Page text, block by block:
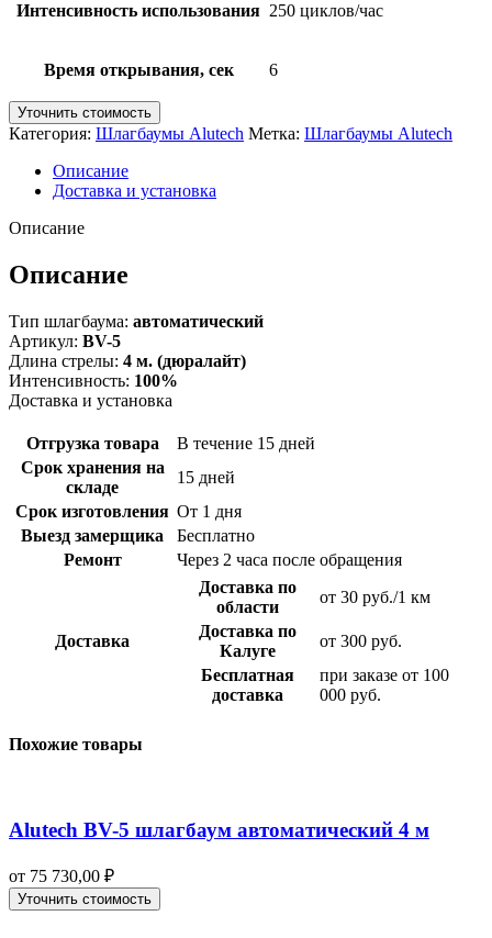
Интенсивность использования 250 циклов/час
Время открывания, сек 6
Уточнить стоимость
Категория: Шлагбаумы Alutech Метка: Шлагбаумы Alutech
Описание
Доставка и установка
Описание
Описание
Тип шлагбаума: автоматический
Артикул: BV-5
Длина стрелы: 4 м. (дюралайт)
Интенсивность: 100%
Доставка и установка
Отгрузка товара
В течение 15 дней
Срок хранения на
складе
15 дней
Срок изготовления От 1 дня
Выезд замерщика
Бесплатно
Ремонт
Через 2 часа после обращения
Доставка
Доставка по
области
от 30 руб./1 км
Доставка по
Калуге
от 300 руб.
Бесплатная
доставка
при заказе от 100
000 руб.
Похожие товары
Alutech BV-5 шлагбаум автоматический 4 м
от 75 730,00 ₽
Уточнить стоимость